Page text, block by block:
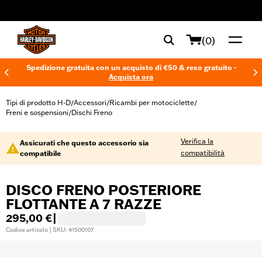
(0)
Spedizione gratuita con un acquisto di €50 & reso gratuito -
Acquista ora
Tipi di prodotto H-D/Accessori/Ricambi per motociclette/
Freni e sospensioni/Dischi Freno
Assicurati che questo accessorio sia
compatibile
Verifica la
compatibilità
DISCO FRENO POSTERIORE
FLOTTANTE A 7 RAZZE
295,00 €
Codice articolo | SKU: 41500107